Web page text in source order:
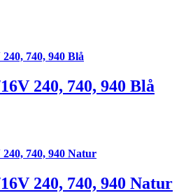
240, 740, 940 Blå
240, 740, 940 Natur